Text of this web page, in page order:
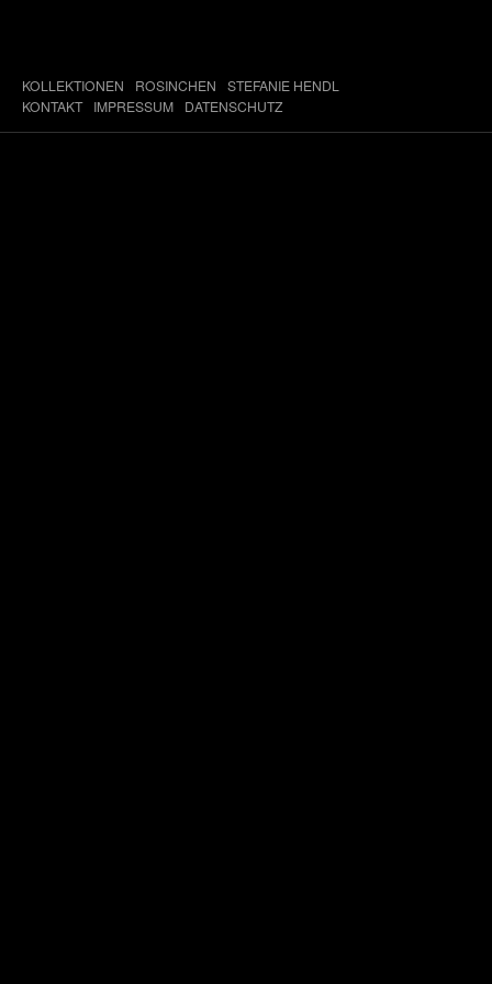
KOLLEKTIONEN ROSINCHEN
STEFANIE HENDL
KONTAKT
IMPRESSUM DATENSCHUTZ